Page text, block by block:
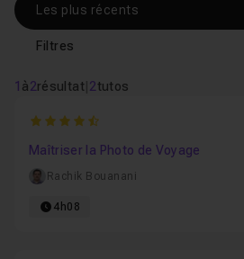
1 à2résultat| 2tutos
Filtres
4.6666666666667
Maîtriser la Photo de Voyage
Rachik Bouanani
4h08